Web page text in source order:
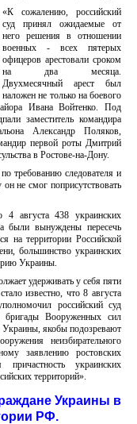
«К сожалению, российский
суд принял ожидаемые от
него решения в отношении
военных - всех пятерых
офицеров арестовали сроком
на два месяца.
Двухмесячный арест был
наложен не только на боевого
Ивана Войтенко. Под
заместитель командира
Александр Поляков,
первой роты Дмитрий
в Ростове-на-Дону.
требованию следователя и
не смог поприсутствовать
4 августа 438 украинских
были вынуждены пересечь
на территории Российской
большинство украинских
Украины.
удерживать у себя пяти
известно, что 8 августа
российский суд
бригады Вооруженных сил
якобы подозревают
неизбирательного
заявлению ростовских
украинских
территорий».
Украины в
РФ.